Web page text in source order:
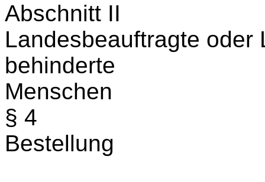
Abschnitt II
Landesbeauftragte oder
behinderte
Menschen
§ 4
Bestellung